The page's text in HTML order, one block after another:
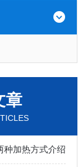
章
种加热方式介绍